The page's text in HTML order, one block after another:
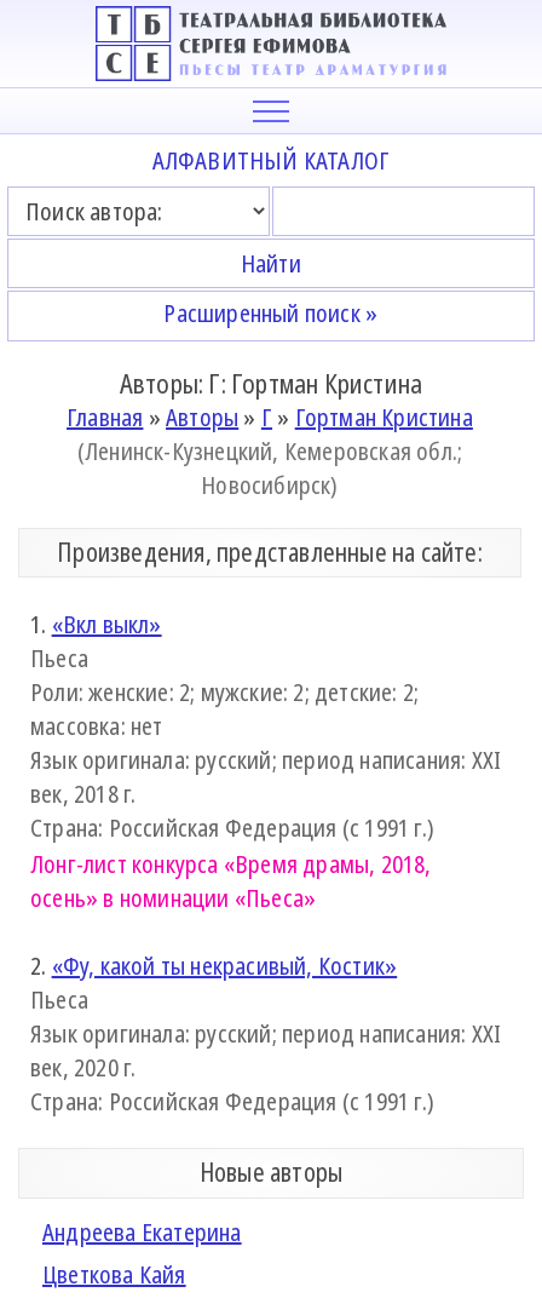
АЛФАВИТНЫЙ КАТАЛОГ
Расширенный поиск »
Авторы: Г: Гортман Кристина
Главная »Авторы » Г » Гортман Кристина
(Ленинск-Кузнецкий, Кемеровская обл.;
Новосибирск)
Произведения, представленные на сайте:
1. «Вкл выкл»
Пьеса
Роли: женские: 2; мужские: 2; детские: 2;
массовка: нет
Язык оригинала: русский; период написания: XXI
век, 2018 г.
Страна: Российская Федерация (с 1991 г.)
Лонг-лист конкурса «Время драмы, 2018,
осень» в номинации «Пьеса»
2. «Фу, какой ты некрасивый, Костик»
Пьеса
Язык оригинала: русский; период написания: XXI
век, 2020 г.
Страна: Российская Федерация (с 1991 г.)
Новые авторы
Андреева Екатерина
Цветкова Кайя